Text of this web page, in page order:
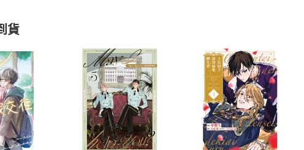
款方式
、信用卡、LINE PAY、AFTEE
退換貨規範
本店是否提供消費者保護法七日猶
貨